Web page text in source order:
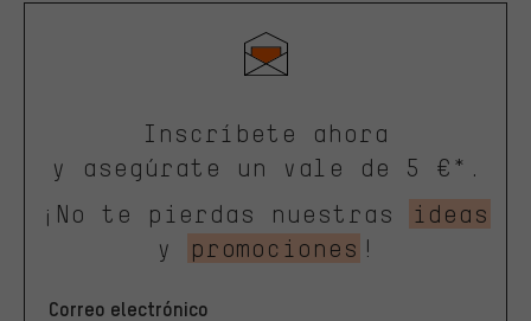
Inscríbete ahora
y asegúrate un vale de 5 €*.
¡No te pierdas nuestras
ideas
y
promociones !
Correo electrónico